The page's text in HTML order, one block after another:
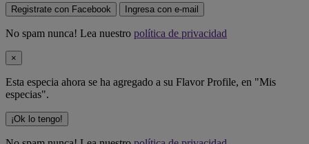
Registrate con Facebook Ingresa con e-mail
No spam nunca! Lea nuestro política de privacidad
×
Esta especia ahora se ha agregado a su Flavor Profile, en "Mis
especias".
¡Ok lo tengo!